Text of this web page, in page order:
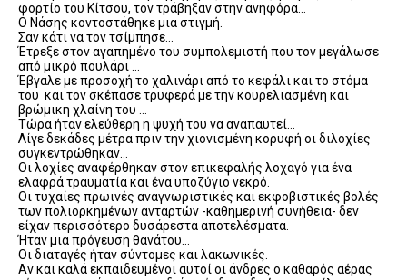
φορτίο του Κίτσου, τον τράβηξαν στην ανηφόρα…
Ο Νάσης κοντοστάθηκε μια στιγμή.
Σαν κάτι να τον τσίμπησε…
Έτρεξε στον αγαπημένο του συμπολεμιστή που τον μεγάλωσε
από μικρό πουλάρι …
Έβγαλε με προσοχή το χαλινάρι από το κεφάλι και το στόμα
του και τον σκέπασε τρυφερά με την κουρελιασμένη και
βρώμικη χλαίνη του …
Τώρα ήταν ελεύθερη η ψυχή του να αναπαυτεί…
Λίγε δεκάδες μέτρα πριν την χιονισμένη κορυφή οι διλοχίες
συγκεντρώθηκαν…
Οι λοχίες αναφέρθηκαν στον επικεφαλής λοχαγό για ένα
ελαφρά τραυματία και ένα υποζύγιο νεκρό.
Οι τυχαίες πρωινές αναγνωριστικές και εκφοβιστικές βολές
των πολιορκημένων ανταρτών -καθημερινή συνήθεια- δεν
είχαν περισσότερο δυσάρεστα αποτελέσματα.
Ήταν μια πρόγευση θανάτου…
Οι διαταγές ήταν σύντομες και λακωνικές.
Αν και καλά εκπαιδευμένοι αυτοί οι άνδρες ο καθαρός αέρας